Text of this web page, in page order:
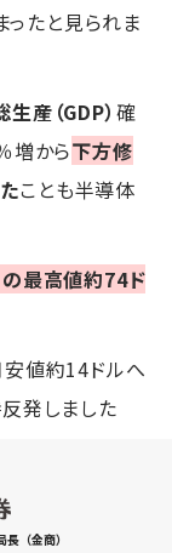
たと見られま
産（GDP） 確
増から下方修
ことも半導体
最高値約74ド
値約14ドルへ
発しました
（金商）